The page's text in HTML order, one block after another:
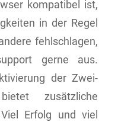
kompatibel ist,
in der Regel
fehlschlagen,
gerne aus.
der Zwei-
bietet zusätzliche
Erfolg und viel